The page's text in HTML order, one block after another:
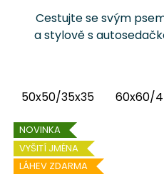
Cestujte se svým
a stylově s
50x50/35x35 60x60/
NOVINKA
VYŠITÍ JMÉNA
LÁHEV ZDARMA